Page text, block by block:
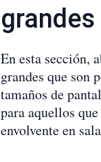
grandes
En esta sección,
grandes que son
tamaños de
para aquellos
envolvente en